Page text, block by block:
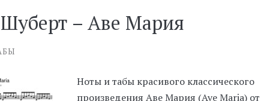
– Аве Мария
Ноты и табы красивого классического
произведения Аве Мария (Ave Maria) от